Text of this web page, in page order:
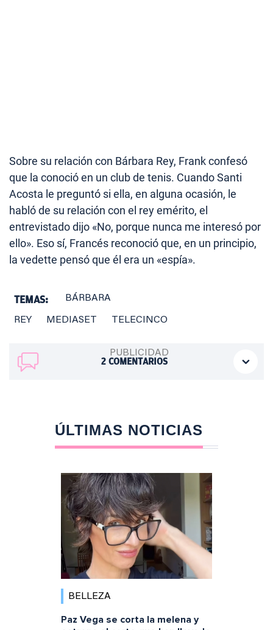
Sobre su relación con Bárbara Rey, Frank confesó
que la conoció en un club de tenis. Cuando Santi
Acosta le preguntó si ella, en alguna ocasión, le
habló de su relación con el rey emérito, el
entrevistado dijo «No, porque nunca me interesó por
ello». Eso sí, Francés reconoció que, en un principio,
la vedette pensó que él era un «espía».
TEMAS: BÁRBARA
REY MEDIASET TELECINCO
2COMENTARIOS
ÚLTIMAS NOTICIAS
BELLEZA
Paz Vega se corta la melena y